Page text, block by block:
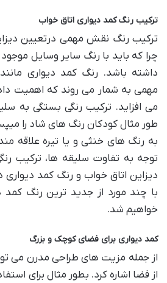
ترکیب رنگ کمد دیواری اتاق خواب
ترکیب رنگ نقش مهمی درتعیین
چرا که باید با رنگ سایر وسایل
داشته باشد. رنگ کمد دیواری
مهمی به شمار می روند که اهمیت
می افزاید. ترکیب رنگی بستگی به
طور مثال کودکان رنگ های شاد را
به رنگ های خنثی و یا تیره علاقه
توجه به تفاوت سلیقه ها، ترکیب
دیزاین اتاق خواب و رنگ کمد دیواری
با چند مورد از جدید ترین رنگ کمد
خواهیم شد.
کمد دیواری برای فضای کوچک و بزرگ
از جمله مزیت های طراحی مدرن می
از فضا اشاره کرد. بطور مثال برای